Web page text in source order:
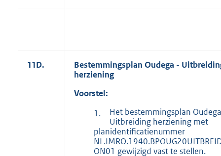
11D.
Bestemmingsplan Oudega -
herziening
Voorstel:
1.
Het bestemmingsplan
Uitbreiding herziening met
planidentificatienummer
ON01 gewijzigd vast te stellen.